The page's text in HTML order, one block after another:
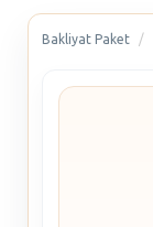
Bakliyat Paket